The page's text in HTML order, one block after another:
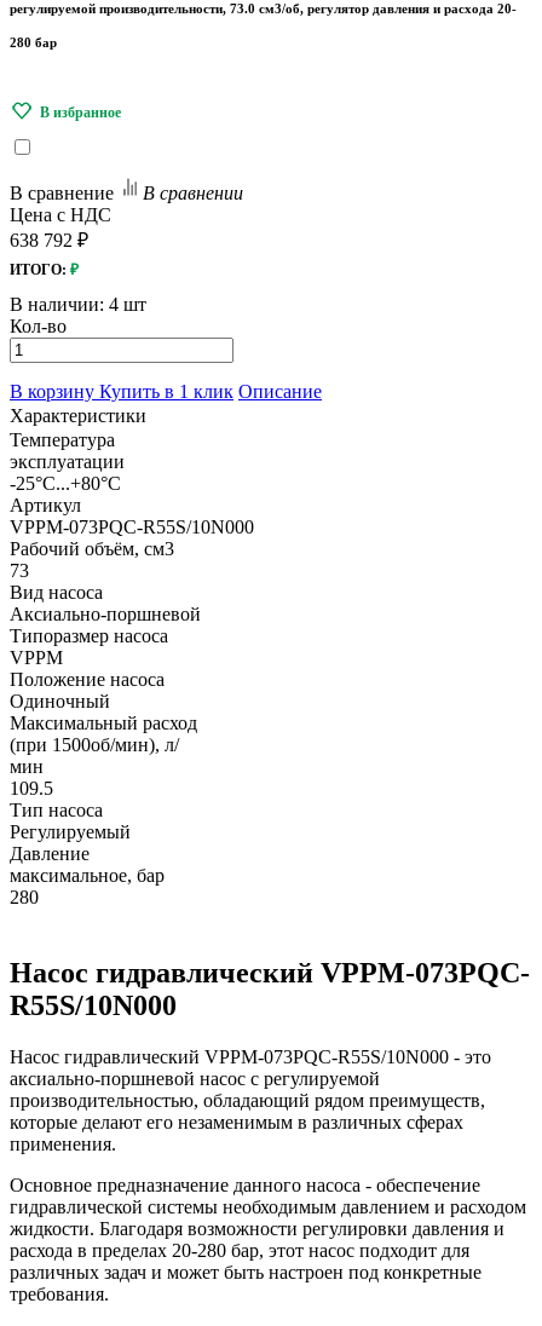
регулируемой производительности, 73.0 см3/об, регулятор давления и расхода 20-
280 бар
В сравнение
В сравнении
Цена с НДС
638 792 ₽
ИТОГО: ₽
В наличии: 4 шт
Кол-во
В корзину Купить в 1 клик Описание
Характеристики
Температура
эксплуатации
-25°C...+80°C
Артикул
VPPM-073PQC-R55S/10N000
Рабочий объём, см3
73
Вид насоса
Аксиально-поршневой
Типоразмер насоса
VPPM
Положение насоса
Одиночный
Максимальный расход
(при 1500об/мин), л/
мин
109.5
Тип насоса
Регулируемый
Давление
максимальное, бар
280
Насос гидравлический VPPM-073PQC-
R55S/10N000
Насос гидравлический VPPM-073PQC-R55S/10N000 - это
аксиально-поршневой насос с регулируемой
производительностью, обладающий рядом преимуществ,
которые делают его незаменимым в различных сферах
применения.
Основное предназначение данного насоса - обеспечение
гидравлической системы необходимым давлением и расходом
жидкости. Благодаря возможности регулировки давления и
расхода в пределах 20-280 бар, этот насос подходит для
различных задач и может быть настроен под конкретные
требования.